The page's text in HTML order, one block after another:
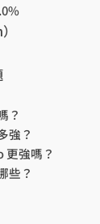
？
強？
強嗎？
些？